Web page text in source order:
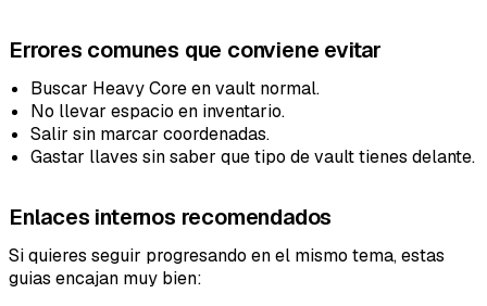
Errores comunes que conviene evitar
Buscar Heavy Core en vault normal.
No llevar espacio en inventario.
Salir sin marcar coordenadas.
Gastar llaves sin saber que tipo de vault tienes delante.
Enlaces internos recomendados
Si quieres seguir progresando en el mismo tema, estas
guias encajan muy bien:
Tipo de feedback
Lo que gusta